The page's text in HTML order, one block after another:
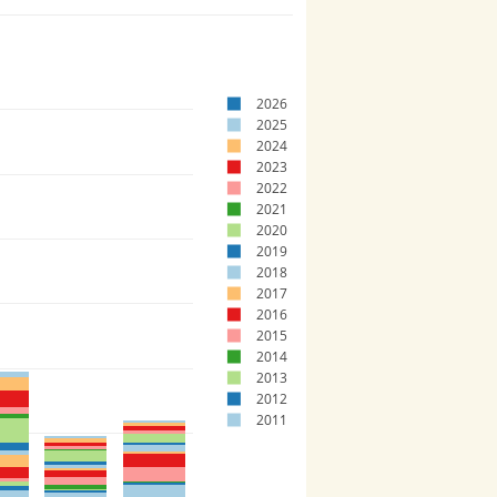
2026
2025
2024
2023
2022
2021
2020
2019
2018
2017
2016
2015
2014
2013
2012
2011